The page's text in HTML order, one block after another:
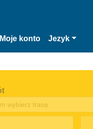
Moje konto Jezyk